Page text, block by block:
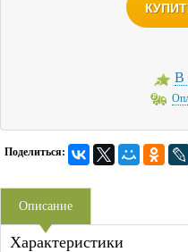
В
Поделиться:
Описание
Характеристики